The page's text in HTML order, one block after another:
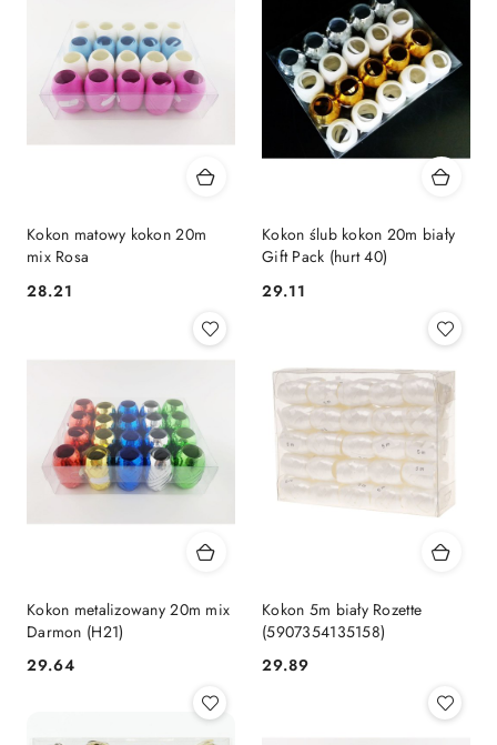
Kokon matowy kokon 20m
mix Rosa
Cena:
28.21
Kokon ślub kokon 20m biały
Gift Pack (hurt 40)
Cena:
29.11
Kokon metalizowany 20m mix
Darmon (H21)
Cena:
29.64
Kokon 5m biały Rozette
(5907354135158)
Cena:
29.89